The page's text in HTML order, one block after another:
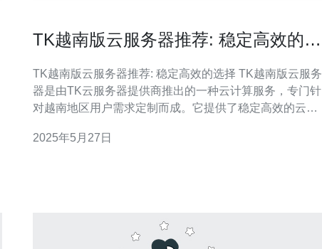
TK越南版云服务器推荐: 稳定高效的选
TK越南版云服务器推荐: 稳定高效的选择 TK越南版云服务
器是由TK云服务器提供商推出的一种云计算服务，专门针
对越南地区用户需求定制而成。它提供了稳定高效的云服
TK越南版云服务器具有以下优势： 1. 稳定性高：TK越南
2025年5月27日